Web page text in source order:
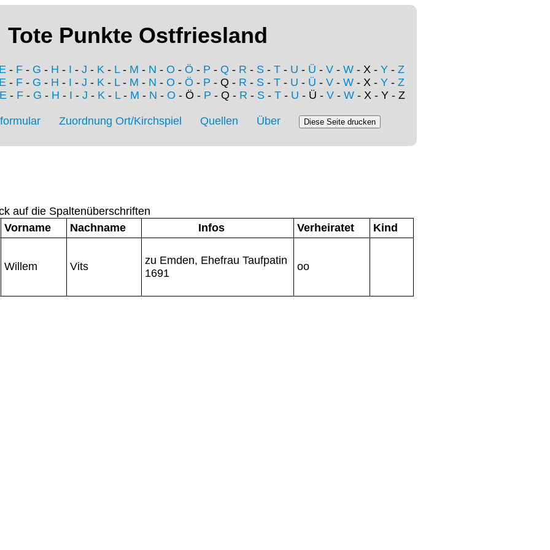
Tote Punkte Ostfriesland
- F - G - H - I - J - K - L- M - N - O - Ö - P - Q - R - S - T - U - Ü - V - W - X - Y - Z
- F - G - H - I - J - K - L- M - N - O - Ö - P - Q - R - S - T - U - Ü - V - W - X - Y - Z
- F- G - H - I - J - K- L- M - N - O - Ö - P - Q - R - S- T- U - Ü - V- W- X - Y - Z
Zuordnung Ort/Kirchspiel Quellen Über
auf die Spaltenüberschriften
Vorname
Nachname Infos Verheiratet Kind
Willem Vits
zu Emden, Ehefrau Taufpatin
1691
oo